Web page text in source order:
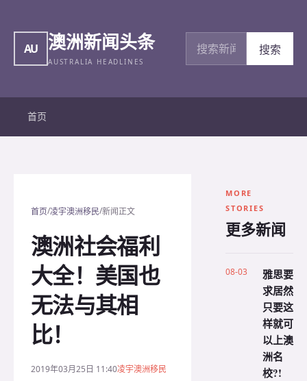
AU 澳洲新闻头条
AUSTRALIA HEADLINES
搜索新闻
搜索
首页
首页/凌宇澳洲移民/新闻正文
澳洲社会福利
大全！美国也
无法与其相
比！
2019年03月25日 11:40凌宇澳洲移民
MORE
STORIES
更多新闻
08-03
雅思要
求居然
只要这
样就可
以上澳
洲名
校?!